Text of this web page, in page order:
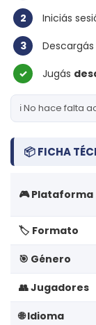
2
Iniciás
3
Descargás
✓
Jugás
ℹ️ No hace falta
📦 FICHA
🎮 Plataforma
🏷️ Formato
🎯 Género
👥 Jugadores
🌐 Idioma